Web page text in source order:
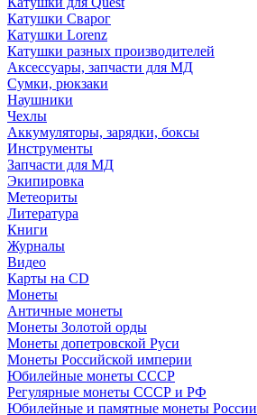
Катушки Сварог
Катушки Lorenz
Катушки разных производителей
Аксессуары, запчасти для МД
Сумки, рюкзаки
Наушники
Чехлы
Аккумуляторы, зарядки, боксы
Инструменты
Запчасти для МД
Экипировка
Метеориты
Литература
Книги
Журналы
Видео
Карты на CD
Монеты
Античные монеты
Монеты Золотой орды
Монеты допетровской Руси
Монеты Российской империи
Юбилейные монеты СССР
Регулярные монеты СССР и РФ
Юбилейные и памятные монеты России